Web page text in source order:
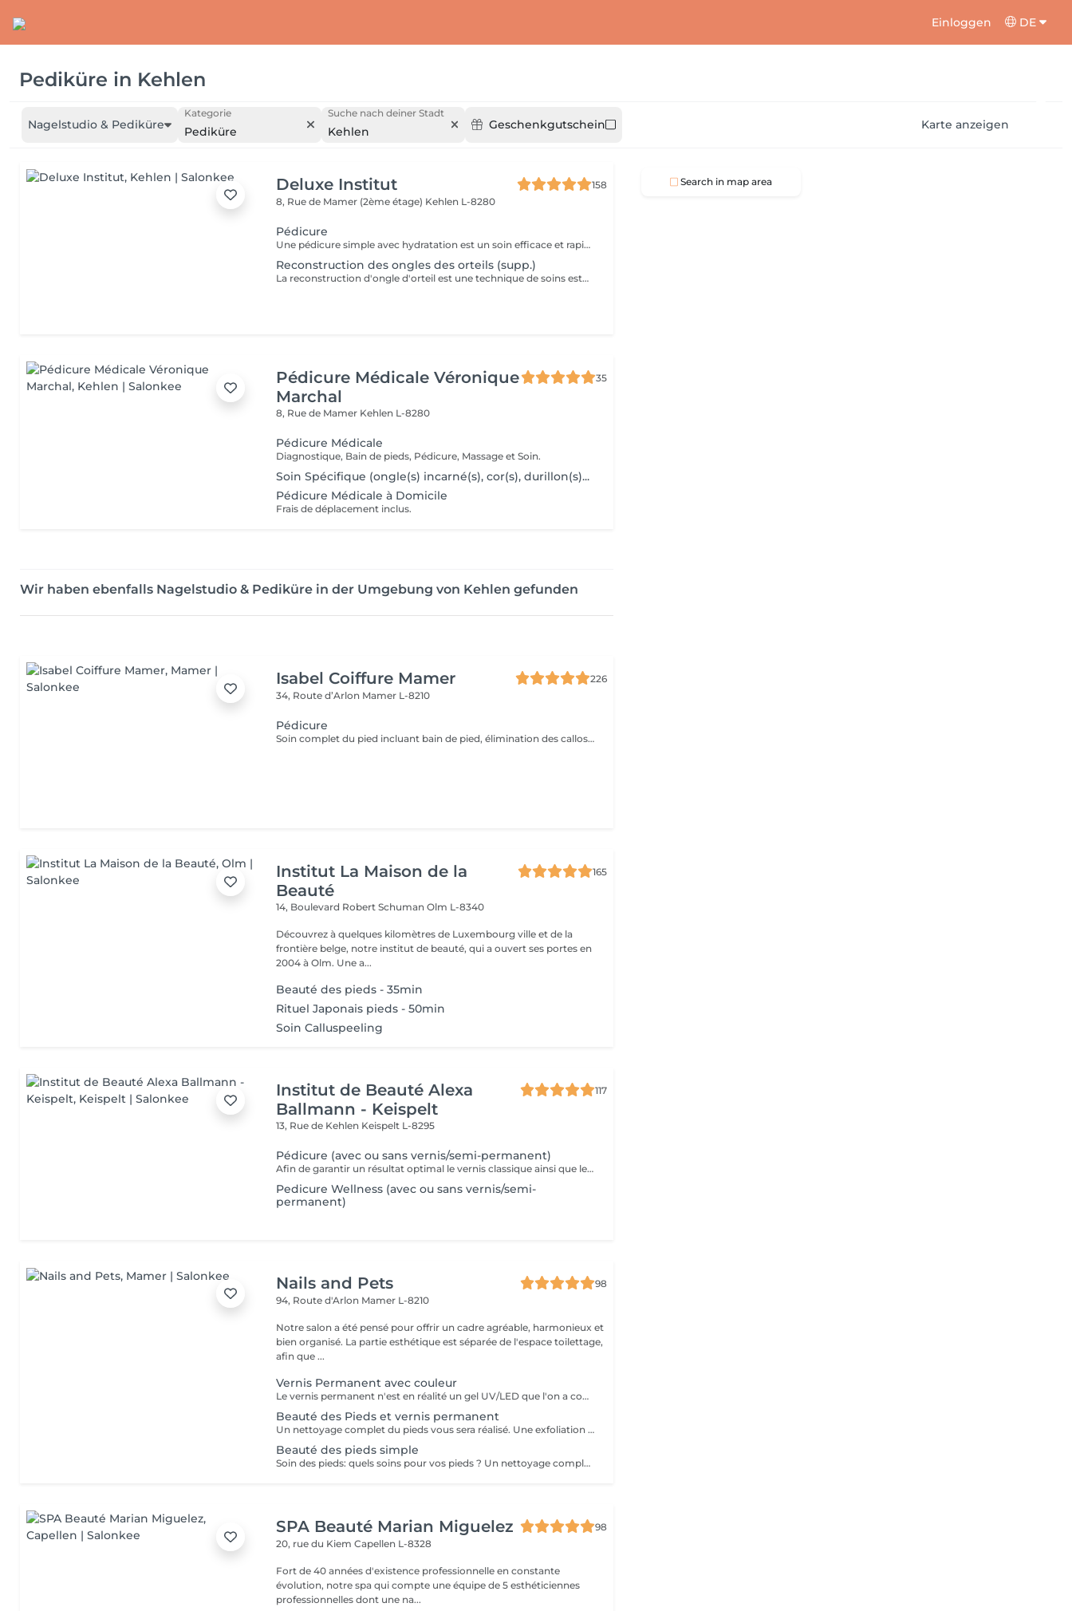
Einloggen DE
Pediküre in Kehlen
Nagelstudio & Pediküre
Kategorie
Pediküre
Suche nach deiner Stadt
Kehlen Geschenkgutschein Karte anzeigen
Deluxe Institut
158
8, Rue de Mamer (2ème étage) Kehlen L-8280
Pédicure
Une pédicure simple avec hydratation est un soin efficace et rapide pour garder vos pieds en bonne santé et hydratés, tout en améliorant leur apparence. Ce soin est parfait pour ceux qui souhaitent entretenir leurs pieds sans avoir besoin d'un bain de pieds. Étapes de la Pédicure Complète "Brésilienne" avec Bains de Pieds : Bain de pieds chaud relaxant, les ongles sont soigneusement coupés, limés et nettoyés. Un polissage peut être effectué pour donner un aspect naturel et brillant à l'ongle. Eliminer les cellules mortes qui s'accumulent à la surface de la peau, ainsi que l'excès de peau qui peut apparaître à certains endroits (comme les cuticules des ongles, les talons ou les coudes). Une crème hydratante riche est appliquée sur l'ensemble des pieds pour nourrir et adoucir la peau. L'hydratation permet de prévenir les zones sèches et de garder les pieds doux et soyeux. Vernis simple ou pose semi-permanent (facultatif) pour tout les soins pedicure.
Reconstruction des ongles des orteils (supp.)
La reconstruction d'ongle d'orteil est une technique de soins esthétiques qui permet de réparer ou de reconstruire un ongle abîmé ou cassé. Grâce à des matériaux spécifiques, ce soin redonne forme à l'ongle et améliore l'apparence des pieds.
Pédicure Médicale Véronique
Marchal
35
8, Rue de Mamer Kehlen L-8280
Pédicure Médicale
Diagnostique, Bain de pieds, Pédicure, Massage et Soin.
Soin Spécifique (ongle(s) incarné(s), cor(s), durillon(s)...
Pédicure Médicale à Domicile
Frais de déplacement inclus.
Wir haben ebenfalls Nagelstudio & Pediküre in der Umgebung von Kehlen gefunden
Isabel Coiffure Mamer
226
34, Route d’Arlon Mamer L-8210
Pédicure
Soin complet du pied incluant bain de pied, élimination des callosité (problème divers, tel que les cors etc) travail complet de l'ongle et des cuticules, gommage et crème hydratante de fin de soin (5 pour pose vernis).
Institut La Maison de la
Beauté
165
14, Boulevard Robert SchumanOlm L-8340
Découvrez à quelques kilomètres de Luxembourg ville et de la
frontière belge, notre institut de beauté, qui a ouvert ses portes en
2004 à Olm. Une a...
Beauté des pieds - 35min
Rituel Japonais pieds - 50min
Soin Calluspeeling
Institut de Beauté Alexa
Ballmann - Keispelt
117
13, Rue de Kehlen Keispelt L-8295
Pédicure (avec ou sans vernis/semi-permanent)
Afin de garantir un résultat optimal le vernis classique ainsi que le vernis semi-permanent sont proposés exclusivement en complément d'une pédicure et ne peuvent pas être réservés seuls.
Pedicure Wellness (avec ou sans vernis/semi-
permanent)
Nails and Pets
98
94, Route d'Arlon Mamer L-8210
Notre salon a été pensé pour offrir un cadre agréable, harmonieux et
bien organisé. La partie esthétique est séparée de l'espace toilettage,
afin que ...
Vernis Permanent avec couleur
Le vernis permanent n'est en réalité un gel UV/LED que l'on a conditionné dans un flacon afin de faciliter son application. Le vernis permanent est une matière très fine et a effet d'environ de 2 à 3 semaines. Il est associé avec d' une base et d' une finition et s' applique avec un petit pinceau. En effet, le pinceau est déjà intégré et il n'y a plus qu'à l'appliquer sur les ongles de la cliente.
Beauté des Pieds et vernis permanent
Un nettoyage complet du pieds vous sera réalisé. Une exfoliation de la voute plantaire, puis un traitement adaptés vous sera effectué avec une crème hydratante pour finaliser votre soin. Un vernis permanent vous sera posé avec la couleur de votre choix.
Beauté des pieds simple
Soin des pieds: quels soins pour vos pieds ? Un nettoyage complet du pieds vous sera réalisé. Une exfoliation de la voute plantaire, puis un traitement adaptés vous sera effectué avec une crème hydratante pour finaliser votre soin. Le soin durera 40 minute environ (tout dépend du travail à réaliser)
SPA Beauté Marian Miguelez
98
20, rue du KiemCapellen L-8328
Fort de 40 années d'existence professionnelle en constante
évolution, notre spa qui compte une équipe de 5 esthéticiennes
professionnelles dont une na...
Search in map area